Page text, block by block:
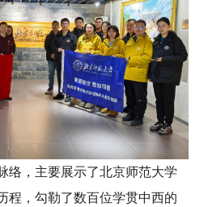
络，主要展示了北京师范大学
程，勾勒了数百位学贯中西的